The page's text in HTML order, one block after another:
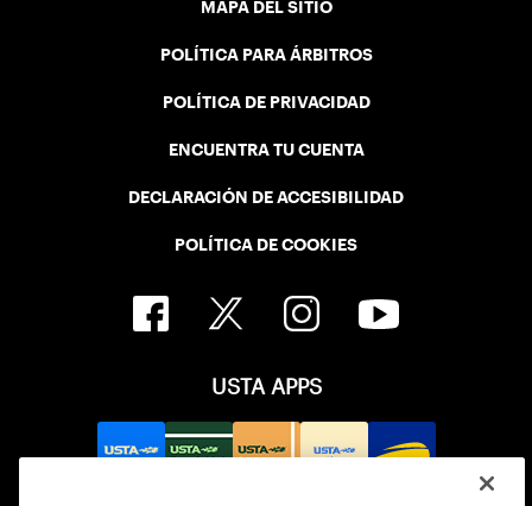
MAPA DEL SITIO
POLÍTICA PARA ÁRBITROS
POLÍTICA DE PRIVACIDAD
ENCUENTRA TU CUENTA
DECLARACIÓN DE ACCESIBILIDAD
POLÍTICA DE COOKIES
USTA APPS